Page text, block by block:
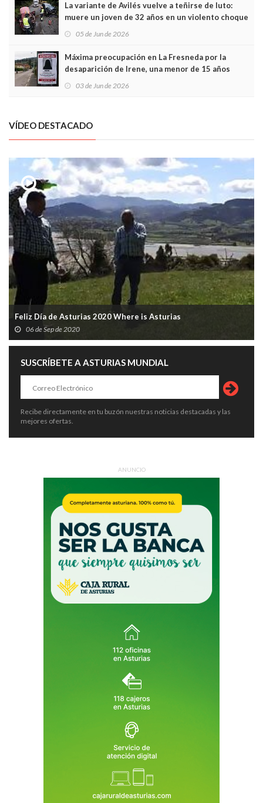
La variante de Avilés vuelve a teñirse de luto:
muere un joven de 32 años en un violento choque
frontal
05 de Jun de 2026
Máxima preocupación en La Fresneda por la
desaparición de Irene, una menor de 15 años
03 de Jun de 2026
VÍDEO DESTACADO
Feliz Día de Asturias 2020 Where is Asturias
06 de Sep de 2020
SUSCRÍBETE A ASTURIAS MUNDIAL
Recibe directamente en tu buzón nuestras noticias destacadas y las
mejores ofertas.
ANUNCIO